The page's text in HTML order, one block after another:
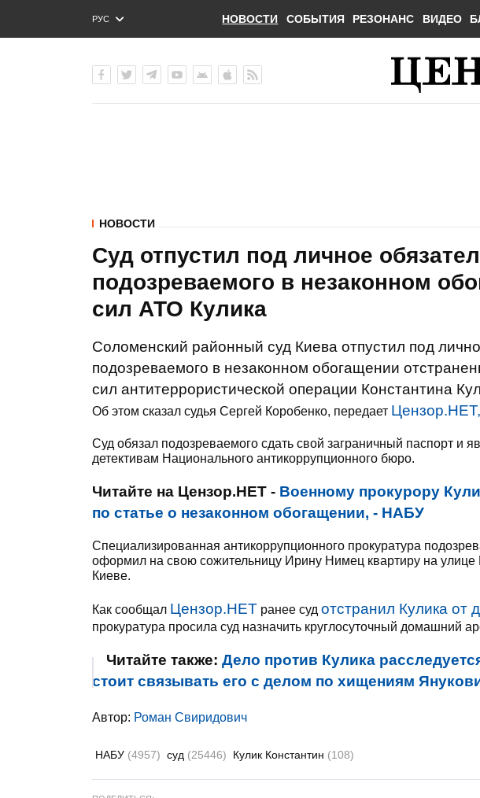
РУС
ENG
НОВОСТИ СОБЫТИЯ РЕЗОНАНС ВИДЕО
НОВОСТИ
Суд отпустил под личное
подозреваемого в незаконном
сил АТО Кулика
Соломенский районный суд Киева отпустил под
подозреваемого в незаконном обогащении
сил антитеррористической операции Константина
Об этом сказал судья Сергей Коробенко, передает Цензор.НЕТ,
Суд обязал подозреваемого сдать свой заграничный паспорт и
детективам Национального антикоррупционного бюро.
Читайте на Цензор.НЕТ - Военному прокурору
по статье о незаконном обогащении, - НАБУ
Специализированная антикоррупционного прокуратура
оформил на свою сожительницу Ирину Нимец квартиру на улице
Киеве.
Как сообщал Цензор.НЕТ ранее суд отстранил Кулика от
прокуратура просила суд назначить круглосуточный домашний
Читайте также: Дело против Кулика
стоит связывать его с делом по хищениям
Автор: Роман Свиридович
НАБУ (4957) суд (25446) Кулик Константин (108)